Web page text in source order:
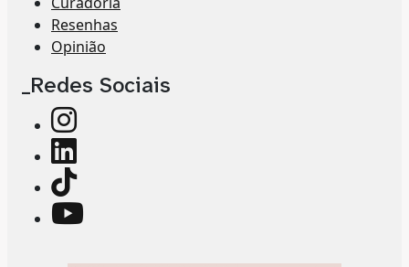
Resenhas
Opinião
_Redes Sociais